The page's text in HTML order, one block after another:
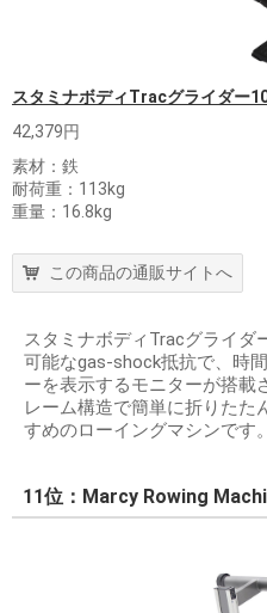
スタミナボディTracグライダー
42,379円
素材：鉄
耐荷重：113kg
重量：16.8kg
この商品の通販サイトへ
スタミナボディTracグライダ
可能なgas-shock抵抗で、時
ーを表示するモニターが搭載
レーム構造で簡単に折りたた
すめのローイングマシンです。
11位：Marcy Rowing